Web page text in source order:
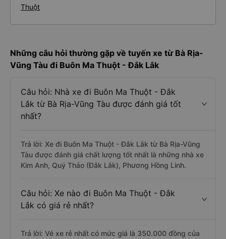
Thuột
Những câu hỏi thường gặp về tuyến xe từ Bà Rịa-
Vũng Tàu đi Buôn Ma Thuột - Đắk Lắk
Câu hỏi: Nhà xe đi Buôn Ma Thuột - Đắk
Lắk từ Bà Rịa-Vũng Tàu được đánh giá tốt
nhất?
Trả lời: Xe đi Buôn Ma Thuột - Đắk Lắk từ Bà Rịa-Vũng
Tàu được đánh giá chất lượng tốt nhất là những nhà xe
Kim Anh, Quý Thảo (Đắk Lắk), Phương Hồng Linh.
Câu hỏi: Xe nào đi Buôn Ma Thuột - Đắk
Lắk có giá rẻ nhất?
Trả lời: Vé xe rẻ nhất có mức giá là 350.000 đồng của